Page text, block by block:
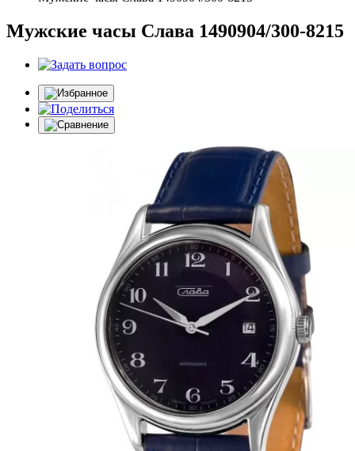
Мужские часы Слава 1490904/300-8215